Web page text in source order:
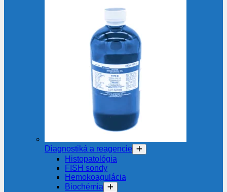
Diagnostiká a reagencie
Histopatológia
FISH sondy
Hemokoagulácia
Biochémia